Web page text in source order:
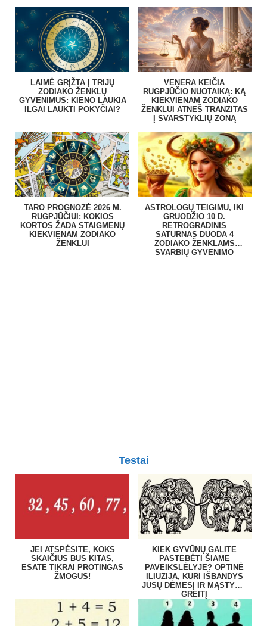
LAIMĖ GRĮŽTA Į TRIJŲ
ZODIAKO ŽENKLŲ
GYVENIMUS: KIENO LAUKIA
ILGAI LAUKTI POKYČIAI?
VENERA KEIČIA
RUGPJŪČIO NUOTAIKĄ: KĄ
KIEKVIENAM ZODIAKO
ŽENKLUI ATNEŠ TRANZITAS
Į SVARSTYKLIŲ ZONĄ
TARO PROGNOZĖ 2026 M.
RUGPJŪČIUI: KOKIOS
KORTOS ŽADA STAIGMENŲ
KIEKVIENAM ZODIAKO
ŽENKLUI
ASTROLOGŲ TEIGIMU, IKI
GRUODŽIO 10 D.
RETROGRADINIS
SATURNAS DUODA 4
ZODIAKO ŽENKLAMS
SVARBIŲ GYVENIMO
Testai
JEI ATSPĖSITE, KOKS
SKAIČIUS BUS KITAS,
ESATE TIKRAI PROTINGAS
ŽMOGUS!
KIEK GYVŪNŲ GALITE
PASTEBĖTI ŠIAME
PAVEIKSLĖLYJE? OPTINĖ
ILIUZIJA, KURI IŠBANDYS
JŪSŲ DĖMESĮ IR MĄSTYMO
GREITĮ